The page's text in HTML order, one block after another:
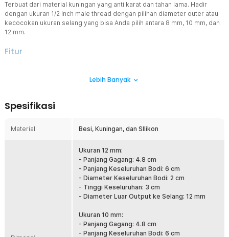
Terbuat dari material kuningan yang anti karat dan tahan lama. Hadir
dengan ukuran 1/2 Inch male thread dengan pilihan diameter outer atau
kecocokan ukuran selang yang bisa Anda pilih antara 8 mm, 10 mm, dan
12 mm.
Fitur
Berbeda dengan kran berbahan plastik atau besi yang rentan
Finishing gold tone mencerminkan densitas material yang menjamin
atau terpapar cairan secara terus-menerus.
Kran dengan resistansi tinggi bisa menghambat laju aliran dan
menurunkan efisiensi sistem secara keseluruhan. Ball valve
kuningan ini dirancang dengan small fluid resistance, artinya aliran
media berjalan lancar dan optimal saat valve terbuka penuh. Sistem
ball valve memberikan seal yang rapat saat posisi tertutup,
mencegah kebocoran dan memastikan kontrol aliran yang presisi
Instalasi di ruang sempit sering terhambat oleh fitting yang hanya
Lebih Banyak
Spesifikasi
Material Besi, Kuningan, dan SIlikon
Ukuran 12 mm:
- Panjang Gagang: 4.8 cm
- Panjang Keseluruhan Bodi: 6 cm
- Diameter Keseluruhan Bodi: 2 cm
- Tinggi Keseluruhan: 3 cm
- Diameter Luar Output ke Selang: 12 mm
Ukuran 10 mm:
- Panjang Gagang: 4.8 cm
- Panjang Keseluruhan Bodi: 6 cm